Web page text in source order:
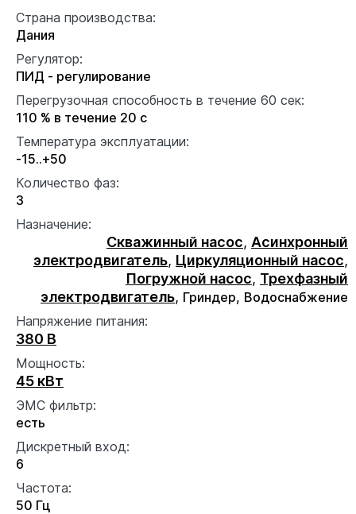
Страна производства:
Дания
Регулятор:
ПИД - регулирование
Перегрузочная способность в течение 60 сек:
110 % в течение 20 с
Температура эксплуатации:
-15..+50
Количество фаз:
3
Назначение:
Скважинный насос, Асинхронный
электродвигатель, Циркуляционный насос,
Погружной насос, Трехфазный
электродвигатель, Гриндер, Водоснабжение
Напряжение питания:
380 В
Мощность:
45 кВт
ЭМС фильтр:
есть
Дискретный вход:
6
Частота:
50 Гц